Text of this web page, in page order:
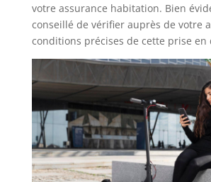
votre assurance habitation. Bien
conseillé de vérifier auprès de votre
conditions précises de cette prise en